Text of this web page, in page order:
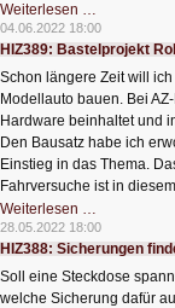
Weiterlesen …
Das
Profi-
Einsteiger-
04.06.2022 18:00
HIZ389: Bastelprojekt
Schon längere Zeit will
Modellauto bauen. Bei
Hardware beinhaltet und
Den Bausatz habe ich
Einstieg in das Thema.
Fahrversuche ist in
Weiterlesen …
Bastelprojekt
RobotCar
1
28.05.2022 18:00
HIZ388: Sicherungen
Soll eine Steckdose
welche Sicherung dafür